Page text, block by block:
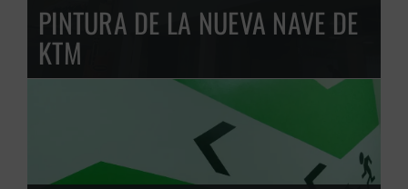
PINTURA DE LA NUEVA NAVE DE
KTM